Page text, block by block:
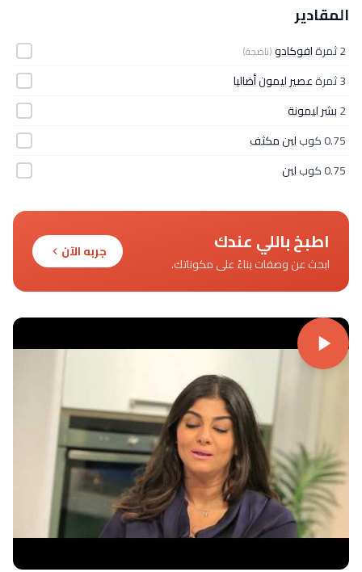
المقادير
2 ثمرة افوكادو(ناضجة)
3 ثمرة
عصير ليمون أضاليا
2بشر ليمونة
0.75 كوب
لبن مكثف
0.75 كوب
لبن
اطبخ باللي عندك
ابحث عن وصفات بناءً على مكوناتك.
جربه الآن